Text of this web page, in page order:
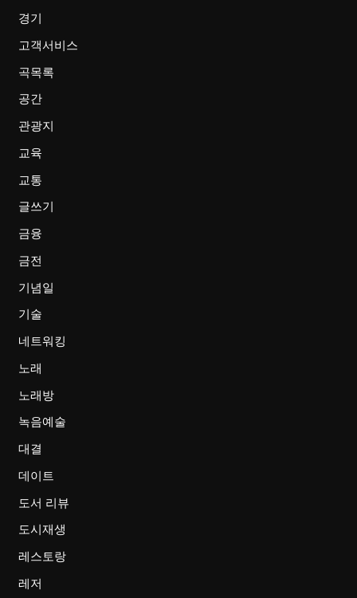
경기
고객서비스
곡목록
공간
관광지
교육
교통
글쓰기
금융
금전
기념일
기술
네트워킹
노래
노래방
녹음예술
대결
데이트
도서 리뷰
도시재생
레스토랑
레저